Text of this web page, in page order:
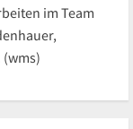
im Team